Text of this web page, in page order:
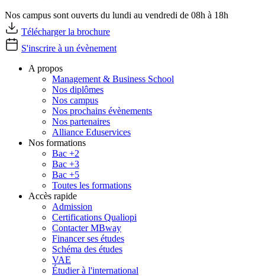
Nos campus sont ouverts du lundi au vendredi de 08h à 18h
Télécharger la brochure
S'inscrire à un évènement
A propos
Management & Business School
Nos diplômes
Nos campus
Nos prochains évènements
Nos partenaires
Alliance Eduservices
Nos formations
Bac +2
Bac +3
Bac +5
Toutes les formations
Accès rapide
Admission
Certifications Qualiopi
Contacter MBway
Financer ses études
Schéma des études
VAE
Étudier à l'international